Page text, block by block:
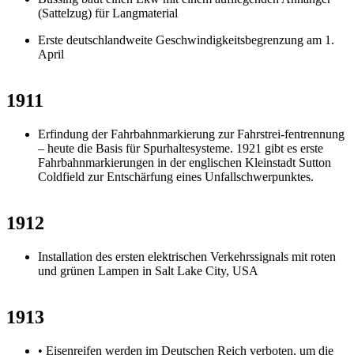
(Sattelzug) für Langmaterial
Erste deutschlandweite Geschwindigkeitsbegrenzung am 1.
April
1911
Erfindung der Fahrbahnmarkierung zur Fahrstrei-fentrennung
– heute die Basis für Spurhaltesysteme. 1921 gibt es erste
Fahrbahnmarkierungen in der englischen Kleinstadt Sutton
Coldfield zur Entschärfung eines Unfallschwerpunktes.
1912
Installation des ersten elektrischen Verkehrssignals mit roten
und grünen Lampen in Salt Lake City, USA
1913
• Eisenreifen werden im Deutschen Reich verboten, um die